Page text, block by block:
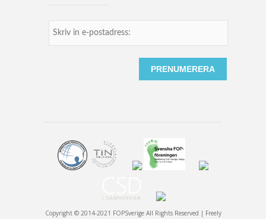
Copyright © 2014-2021 FOPSverige All Rights Reserved | Freely